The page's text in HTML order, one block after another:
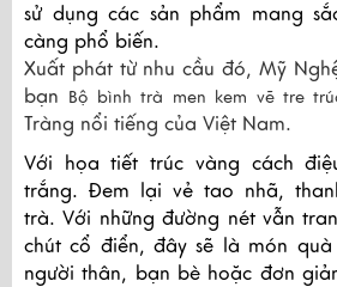
sử dụng các sản phẩm mang
càng phổ biến.
Xuất phát từ nhu cầu đó, Mỹ
bạn Bộ bình trà men kem vẽ tre
Tràng nổi tiếng của Việt Nam.
Với họa tiết trúc vàng cách
trắng. Đem lại vẻ tao nhã,
trà. Với những đường nét vẫn
chút cổ điển, đây sẽ là món
người thân, bạn bè hoặc đơn